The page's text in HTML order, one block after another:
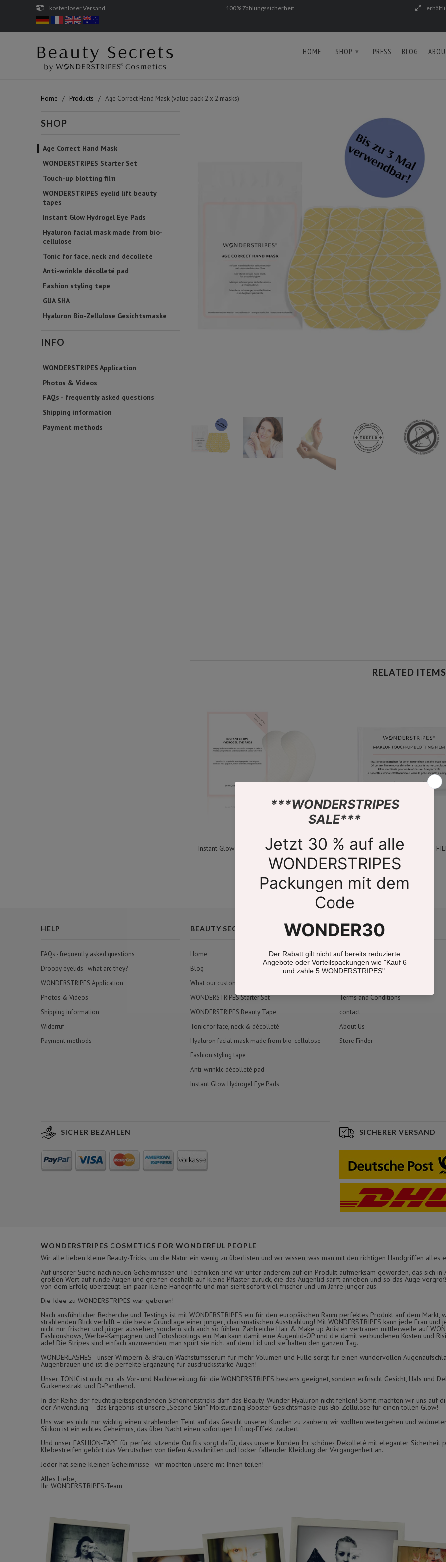
kostenloser Versand 100% Zahlungssicherheit
HOME SHOP ▾ PRESS BLOG
Home / Products / Age Correct Hand Mask (value pack 2 x 2 masks)
SHOP
Age Correct Hand Mask
WONDERSTRIPES Starter Set
Touch-up blotting film
WONDERSTRIPES eyelid lift beauty
tapes
Instant Glow Hydrogel Eye Pads
Hyaluron facial mask made from bio-
cellulose
Tonic for face, neck and décolleté
Anti-wrinkle décolleté pad
Fashion styling tape
GUA SHA
Hyaluron Bio-Zellulose Gesichtsmaske
INFO
WONDERSTRIPES Application
Photos & Videos
FAQs - frequently asked questions
Shipping information
Payment methods
RELATED ITEMS
Instant Glow Hydrogel Eye Pads (5x2 Eye
TOUCH-UP BLOTTING
€ 9.99
HELP
FAQs - frequently asked questions
Droopy eyelids - what are they?
WONDERSTRIPES Application
Photos & Videos
Shipping information
Widerruf
Payment methods
BEAUTY SECRETS
Home
Blog
What our customers say
WONDERSTRIPES Starter Set
WONDERSTRIPES Beauty Tape
Tonic for face, neck & décolleté
Hyaluron facial mask made from bio-cellulose
Fashion styling tape
Anti-wrinkle décolleté pad
Instant Glow Hydrogel Eye Pads
CONTACT
imprint
Revocation
Terms and Conditions
contact
About Us
Store Finder
SICHER BEZAHLEN SICHERER VERSAND
WONDERSTRIPES COSMETICS FOR WONDERFUL PEOPLE
Wir alle lieben kleine Beauty-Tricks, um die Natur ein wenig zu überlisten und wir wissen, was man mit den richtigen Handgriffen alles
Auf unserer Suche nach neuen Geheimnissen und Techniken sind wir unter anderem auf ein Produkt aufmerksam geworden, das sich
großen Wert auf runde Augen und greifen deshalb auf kleine Pflaster zurück, die das Augenlid sanft anheben und so das Auge
von dem Erfolg überzeugt: Ein paar kleine Handgriffe und man sieht sofort viel frischer und um Jahre jünger aus.
Die Idee zu WONDERSTRIPES war geboren!
Nach ausführlicher Recherche und Testings ist mit WONDERSTRIPES ein für den europäischen Raum perfektes Produkt auf dem
strahlenden Blick verhilft – die beste Grundlage einer jungen, charismatischen Ausstrahlung! Mit WONDERSTRIPES kann jede Frau
nicht nur frischer und jünger aussehen, sondern sich auch so fühlen. Zahlreiche Hair & Make up Artisten vertrauen mittlerweile auf
Fashionshows, Werbe-Kampagnen, und Fotoshootings ein. Man kann damit eine Augenlid-OP und die damit verbundenen Kosten und
ade! Die Stripes sind einfach anzuwenden, man spürt sie nicht auf dem Lid und sie halten den ganzen Tag.
WONDERLASHES - unser Wimpern & Brauen Wachstumsserum für mehr Volumen und Fülle sorgt für einen wundervollen
Augenbrauen und ist die perfekte Ergänzung für ausdrucksstarke Augen!
Unser TONIC ist nicht nur als Vor- und Nachbereitung für die WONDERSTRIPES bestens geeignet, sondern erfrischt Gesicht, Hals und
Gurkenextrakt und D-Panthenol.
In der Reihe der feuchtigkeitsspendenden Schönheitstricks darf das Beauty-Wunder Hyaluron nicht fehlen! Somit machten wir uns auf
der Anwendung – das Ergebnis ist unsere „Second Skin“ Moisturizing Booster Gesichtsmaske aus Bio-Zellulose für einen tollen Glow!
Uns war es nicht nur wichtig einen strahlenden Teint auf das Gesicht unserer Kunden zu zaubern, wir wollten weitergehen und
Silikon ist ein echtes Geheimnis, das über Nacht einen sofortigen Lifting-Effekt zaubert.
Und unser FASHION-TAPE für perfekt sitzende Outfits sorgt dafür, dass unsere Kunden Ihr schönes Dekolleté mit eleganter Sicherheit
Klebestreifen gehört das Verrutschen von tiefen Ausschnitten und locker fallender Kleidung der Vergangenheit an.
Jeder hat seine kleinen Geheimnisse - wir möchten unsere mit Ihnen teilen!
Alles Liebe,
Ihr WONDERSTRIPES-Team